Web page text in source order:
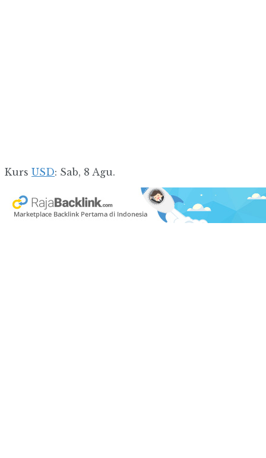
Kurs USD: Sab, 8 Agu.